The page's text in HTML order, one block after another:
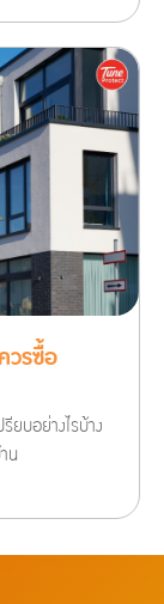
วรซื้อ
ยบอย่างไรบ้าง
น